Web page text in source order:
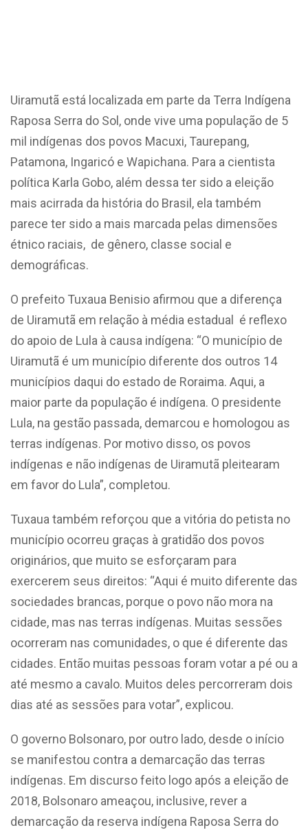
Uiramutã está localizada em parte da Terra Indígena
Raposa Serra do Sol, onde vive uma população de 5
mil indígenas dos povos Macuxi, Taurepang,
Patamona, Ingaricó e Wapichana. Para a cientista
política Karla Gobo, além dessa ter sido a eleição
mais acirrada da história do Brasil, ela também
parece ter sido a mais marcada pelas dimensões
étnico raciais, de gênero, classe social e
demográficas.
O prefeito Tuxaua Benisio afirmou que a diferença
de Uiramutã em relação à média estadual é reflexo
do apoio de Lula à causa indígena: “O município de
Uiramutã é um município diferente dos outros 14
municípios daqui do estado de Roraima. Aqui, a
maior parte da população é indígena. O presidente
Lula, na gestão passada, demarcou e homologou as
terras indígenas. Por motivo disso, os povos
indígenas e não indígenas de Uiramutã pleitearam
em favor do Lula”, completou.
Tuxaua também reforçou que a vitória do petista no
município ocorreu graças à gratidão dos povos
originários, que muito se esforçaram para
exercerem seus direitos: “Aqui é muito diferente das
sociedades brancas, porque o povo não mora na
cidade, mas nas terras indígenas. Muitas sessões
ocorreram nas comunidades, o que é diferente das
cidades. Então muitas pessoas foram votar a pé ou a
até mesmo a cavalo. Muitos deles percorreram dois
dias até as sessões para votar”, explicou.
O governo Bolsonaro, por outro lado, desde o início
se manifestou contra a demarcação das terras
indígenas. Em discurso feito logo após a eleição de
2018, Bolsonaro ameaçou, inclusive, rever a
demarcação da reserva indígena Raposa Serra do